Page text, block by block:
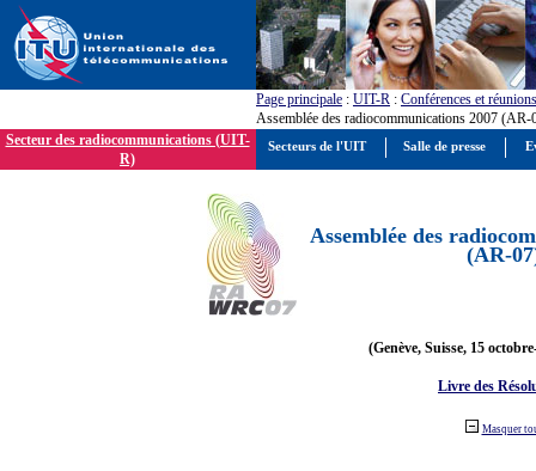
Page principale : UIT-R : Conférences et réunions
Assemblée des radiocommunications 2007 (AR-
Secteur des radiocommunications (UIT-
R)
Assemblée des
(AR-
(Genève, Suisse, 15
Livre des
Masquer
Secteurs de l'UIT Salle de presse